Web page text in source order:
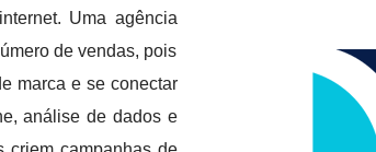
Uma agência
de vendas, pois
marca e se conectar
análise de dados e